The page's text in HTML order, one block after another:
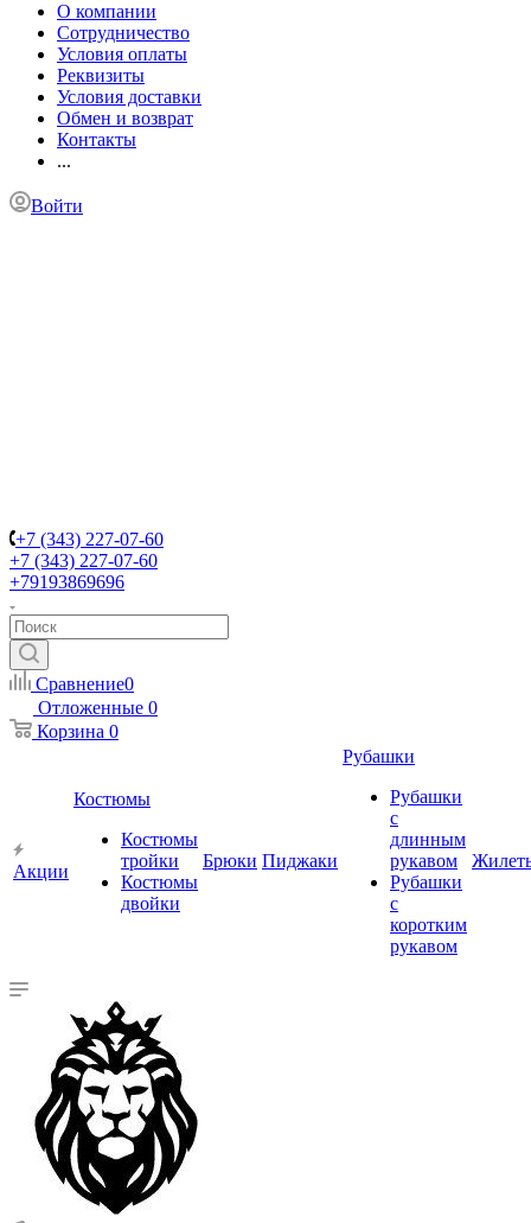
О компании
Сотрудничество
Условия оплаты
Реквизиты
Условия доставки
Обмен и возврат
Контакты
...
Войти
+7 (343) 227-07-60
+7 (343) 227-07-60
+79193869696
Сравнение0
Отложенные 0
Корзина 0
Акции
Костюмы
Костюмы
тройки
Костюмы
двойки
Брюки Пиджаки
Рубашки
Рубашки
с
длинным
рукавом
Рубашки
с
коротким
рукавом